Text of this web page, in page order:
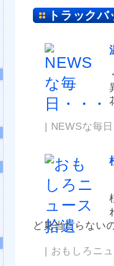
トラックバ
| NEWSな毎
ど見当たらない
| おもしろニ